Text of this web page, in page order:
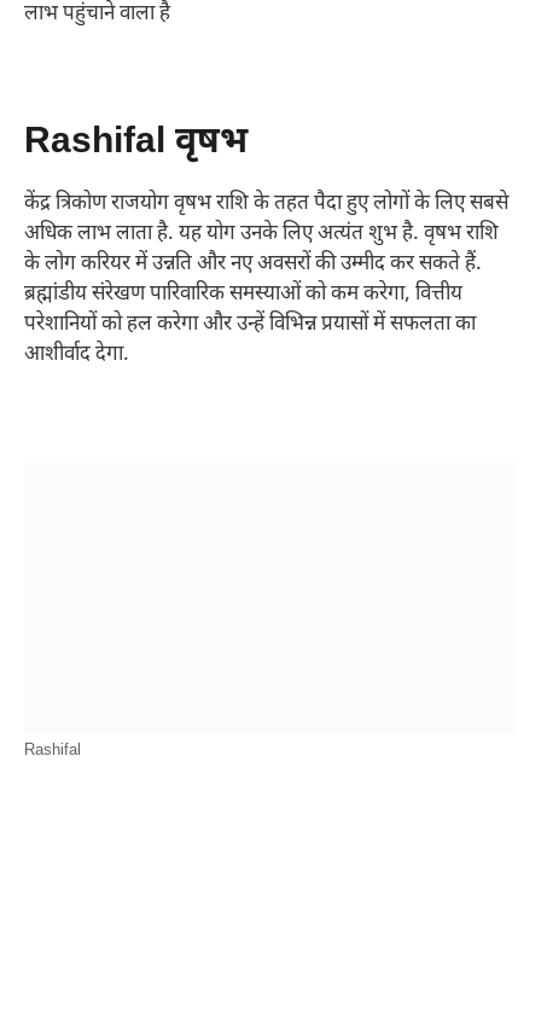
लाभ पहुंचाने वाला है
Rashifal वृषभ
केंद्र त्रिकोण राजयोग वृषभ राशि के तहत पैदा हुए लोगों के लिए सबसे
अधिक लाभ लाता है. यह योग उनके लिए अत्यंत शुभ है. वृषभ राशि
के लोग करियर में उन्नति और नए अवसरों की उम्मीद कर सकते हैं.
ब्रह्मांडीय संरेखण पारिवारिक समस्याओं को कम करेगा, वित्तीय
परेशानियों को हल करेगा और उन्हें विभिन्न प्रयासों में सफलता का
आशीर्वाद देगा.
Rashifal